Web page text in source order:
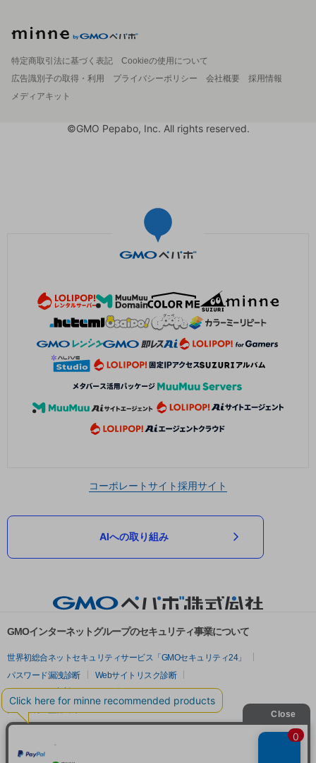
特定商取引法に基づく表記
Cookieの使用について
広告識別子の取得・利用
プライバシーポリシー 会社概要
採用情報
メディアキット
©GMO Pepabo, Inc. All rights reserved.
コーポレートサイト採用サイト
AIへの取り組み
GMOインターネットグループのセキュリティ事業について
世界初総合ネットセキュリティサービス「GMOセキュリティ24」
パスワード漏洩診断
Webサイトリスク診断
セキュリティ相談AIチャットボット
実在証明・盗聴対策
サイバー攻撃対策（GMOサイバーセキュリティ byイエラエ）
サイバー攻撃対策（GMO Flatt Security）
セキュリティ事業の軌跡